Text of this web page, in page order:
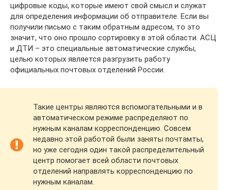
цифровые коды, которые имеют свой смысл и служат
для определения информации об отправителе. Если вы
получили письмо с таким обратным адресом, то это
значит, что оно прошло сортировку в этой области. АСЦ
и ДТИ – это специальные автоматические службы,
целью которых является разгрузить работу
официальных почтовых отделений России.
Такие центры являются вспомогательными и в
автоматическом режиме распределяют по
нужным каналам корреспонденцию. Совсем
недавно этой работой были заняты почтамты,
но уже сегодня один такой распределительный
центр помогает всей области почтовых
отделений направлять корреспонденцию по
нужным каналам.